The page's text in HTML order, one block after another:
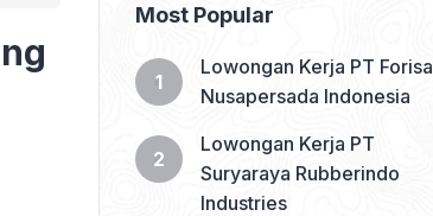
Most Popular
Lowongan Kerja PT Forisa
Nusapersada Indonesia
Lowongan Kerja PT
Suryaraya Rubberindo
Industries